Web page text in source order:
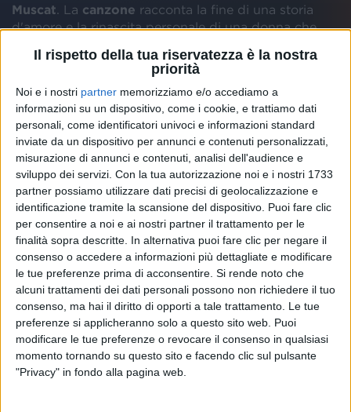
Il rispetto della tua riservatezza è la nostra
priorità
Noi e i nostri partner memorizziamo e/o accediamo a
informazioni su un dispositivo, come i cookie, e trattiamo dati
personali, come identificatori univoci e informazioni standard
inviate da un dispositivo per annunci e contenuti personalizzati,
misurazione di annunci e contenuti, analisi dell'audience e
sviluppo dei servizi. Con la tua autorizzazione noi e i nostri 1733
partner possiamo utilizzare dati precisi di geolocalizzazione e
identificazione tramite la scansione del dispositivo. Puoi fare clic
per consentire a noi e ai nostri partner il trattamento per le
finalità sopra descritte. In alternativa puoi fare clic per negare il
consenso o accedere a informazioni più dettagliate e modificare
le tue preferenze prima di acconsentire. Si rende noto che
alcuni trattamenti dei dati personali possono non richiedere il tuo
consenso, ma hai il diritto di opporti a tale trattamento. Le tue
preferenze si applicheranno solo a questo sito web. Puoi
modificare le tue preferenze o revocare il consenso in qualsiasi
momento tornando su questo sito e facendo clic sul pulsante
"Privacy" in fondo alla pagina web.
Muscat . La canzone racconta la fine di una storia
d'amore e la rinascita personale di una donna che
ritrovamento della fiducia in se stessa.
Il lancio di “ Più di te
” è stato accompagnato da un
visual art
video , disponibile su YouTube
, in cui
l’artista appare in primo piano davanti allo specchio
di una postazione da trucco.